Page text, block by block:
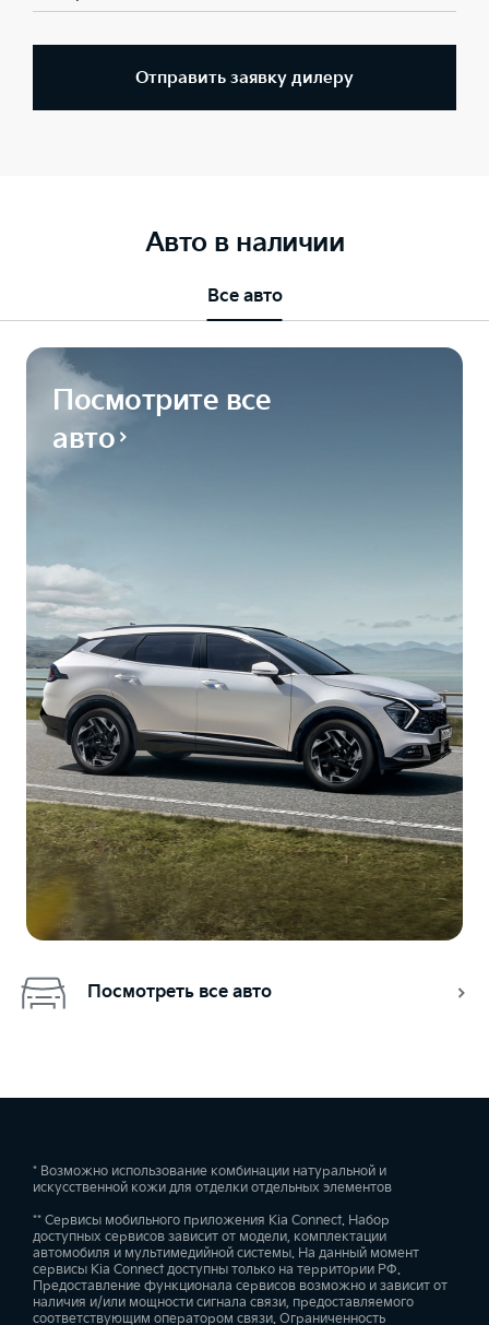
Отправить заявку дилеру
Авто в наличии
Все авто
Посмотрите все
авто
Посмотреть все авто
* Возможно использование комбинации натуральной и
искусственной кожи для отделки отдельных элементов
** Сервисы мобильного приложения Kia Connect. Набор
доступных сервисов зависит от модели, комплектации
автомобиля и мультимедийной системы. На данный момент
сервисы Kia Connect доступны только на территории РФ.
Предоставление функционала сервисов возможно и зависит от
наличия и/или мощности сигнала связи, предоставляемого
соответствующим оператором связи. Ограниченность